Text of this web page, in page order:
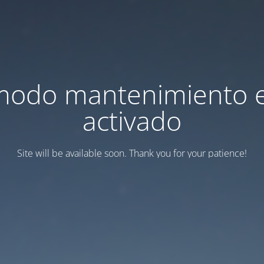
mantenimiento
activado
Site will be available soon. Thank you for your patience!